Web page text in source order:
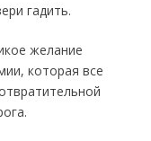
гадить.
желание
которая все